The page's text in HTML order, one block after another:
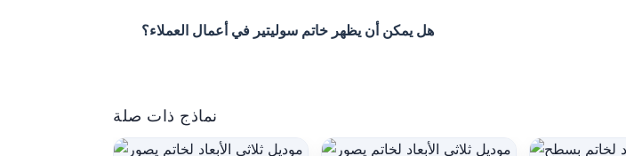
هل يمكن أن يظهر خاتم سوليتير في أعمال العملاء؟
نماذج ذات صلة